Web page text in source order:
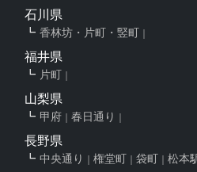
石川県
香林坊・片町・竪町
福井県
片町
山梨県
甲府 春日通り
長野県
中央通り 権堂町 袋町 松本